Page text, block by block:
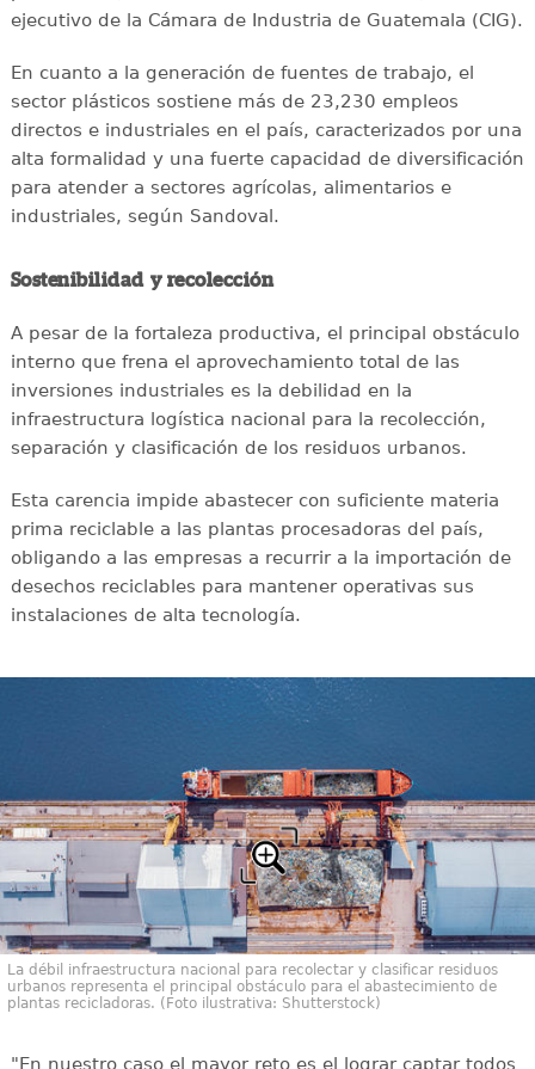
ejecutivo de la Cámara de Industria de Guatemala (CIG).
En cuanto a la generación de fuentes de trabajo, el
sector plásticos sostiene más de 23,230 empleos
directos e industriales en el país, caracterizados por una
alta formalidad y una fuerte capacidad de diversificación
para atender a sectores agrícolas, alimentarios e
industriales, según Sandoval.
Sostenibilidad y recolección
A pesar de la fortaleza productiva, el principal obstáculo
interno que frena el aprovechamiento total de las
inversiones industriales es la debilidad en la
infraestructura logística nacional para la recolección,
separación y clasificación de los residuos urbanos.
Esta carencia impide abastecer con suficiente materia
prima reciclable a las plantas procesadoras del país,
obligando a las empresas a recurrir a la importación de
desechos reciclables para mantener operativas sus
instalaciones de alta tecnología.
La débil infraestructura nacional para recolectar y clasificar residuos
urbanos representa el principal obstáculo para el abastecimiento de
plantas recicladoras. (Foto ilustrativa: Shutterstock)
"En nuestro caso el mayor reto es el lograr captar todos